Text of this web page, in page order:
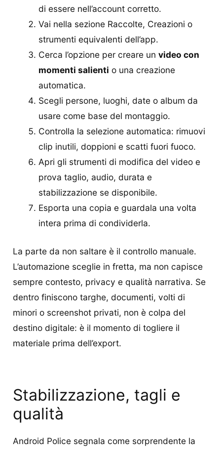
di essere nell’account corretto.
Vai nella sezione Raccolte, Creazioni o
strumenti equivalenti dell’app.
Cerca l’opzione per creare un video con
momenti salienti o una creazione
automatica.
Scegli persone, luoghi, date o album da
usare come base del montaggio.
Controlla la selezione automatica: rimuovi
clip inutili, doppioni e scatti fuori fuoco.
Apri gli strumenti di modifica del video e
prova taglio, audio, durata e
stabilizzazione se disponibile.
Esporta una copia e guardala una volta
intera prima di condividerla.
La parte da non saltare è il controllo manuale.
L’automazione sceglie in fretta, ma non capisce
sempre contesto, privacy e qualità narrativa. Se
dentro finiscono targhe, documenti, volti di
minori o screenshot privati, non è colpa del
destino digitale: è il momento di togliere il
materiale prima dell’export.
Stabilizzazione, tagli e
qualità
Android Police segnala come sorprendente la